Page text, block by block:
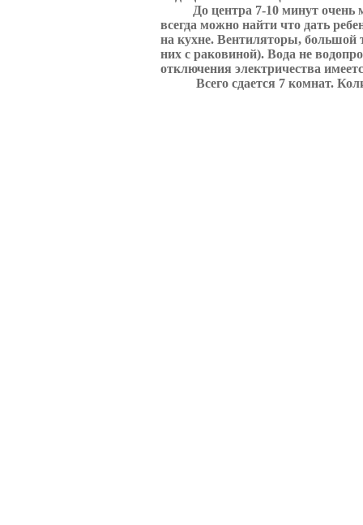
До центра 7-10 минут очень
всегда можно найти что дать
на кухне. Вентиляторы, большой
них с раковиной). Вода не
отключения электричества
Всего сдается 7 комнат.